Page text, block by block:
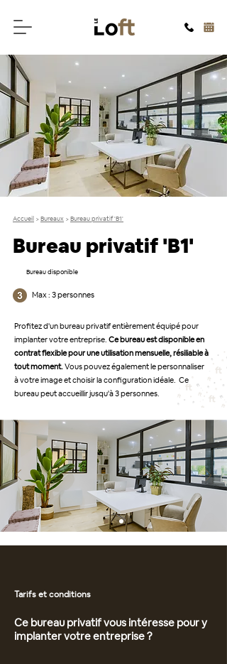
Accueil > Bureaux > Bureau privatif 'B1'
Bureau privatif 'B1'
Bureau disponible
Max : 3 personnes
Profitez d'un bureau privatif entièrement équipé pour
implanter votre entreprise. Ce bureau est disponible en
contrat flexible pour une utilisation mensuelle, résiliable à
tout moment.Vous pouvez également le personnaliser
à votre image et choisir la configuration idéale. Ce
bureau peut accueillir jusqu'à 3 personnes.
Tarifs et conditions
Ce bureau privatif vous intéresse pour y
implanter votre entreprise ?